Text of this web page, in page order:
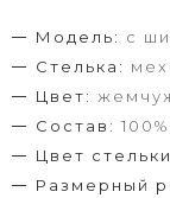
Модель: с
Стелька:
Цвет:
Состав:
Цвет
Размерный